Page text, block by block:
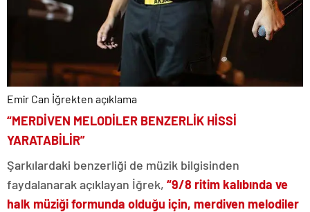
Emir Can İğrekten açıklama
“MERDİVEN MELODİLER BENZERLİK HİSSİ
YARATABİLİR”
Şarkılardaki benzerliği de müzik bilgisinden
faydalanarak açıklayan İğrek, “9/8 ritim kalıbında ve
halk müziği formunda olduğu için, merdiven melodiler